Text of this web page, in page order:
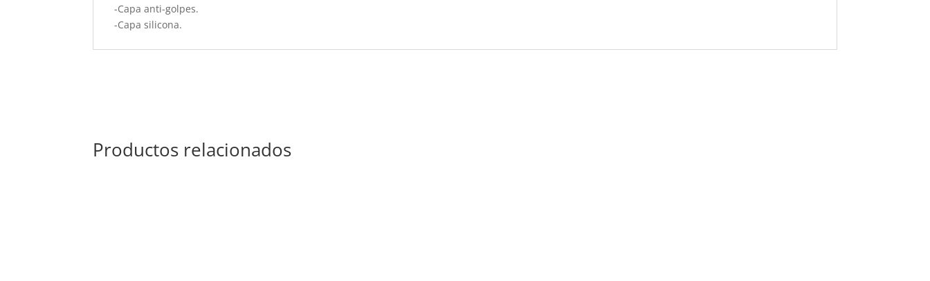
-Capa anti-golpes.
-Capa silicona.
Productos relacionados